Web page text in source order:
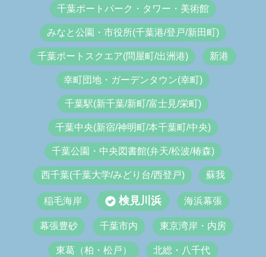
千葉ポートパーク・タワー・美術館
みなと公園・市役所(千葉港/登戸/新田町)
千葉ポートスクエア(問屋町/出洲港) 新港
幸町団地・ガーデンタウン(幸町)
千葉駅(新千葉/新町/富士見/栄町)
千葉中央(新宿/神明町/本千葉町/中央)
千葉公園・中央図書館(弁天/松波/椿森)
西千葉(千葉大学/みどり台/西登戸) 蘇我
稲毛海岸 検見川浜 海浜幕張
幕張豊砂 千葉市内 東京湾岸・内房
東葛（柏・松戸） 北総・八千代